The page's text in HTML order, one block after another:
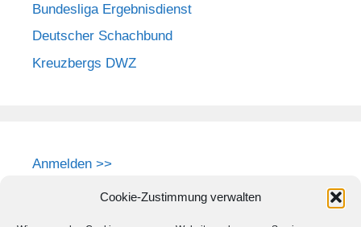
Cookie-Zustimmung verwalten
Bundesliga Ergebnisdienst
Deutscher Schachbund
Kreuzbergs DWZ
Anmelden >>